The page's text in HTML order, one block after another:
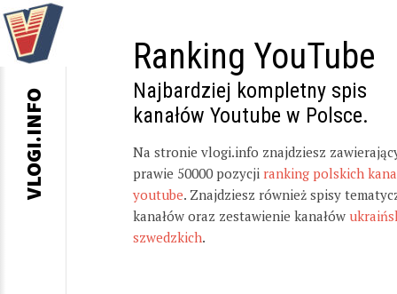
Ranking YouTube
Najbardziej kompletny spis
kanałów Youtube w Polsce.
Na stronie vlogi.info znajdziesz
prawie 50000 pozycji ranking polskich
youtube. Znajdziesz również spisy
kanałów oraz zestawienie kanałów
szwedzkich.
VLOGI.INFO